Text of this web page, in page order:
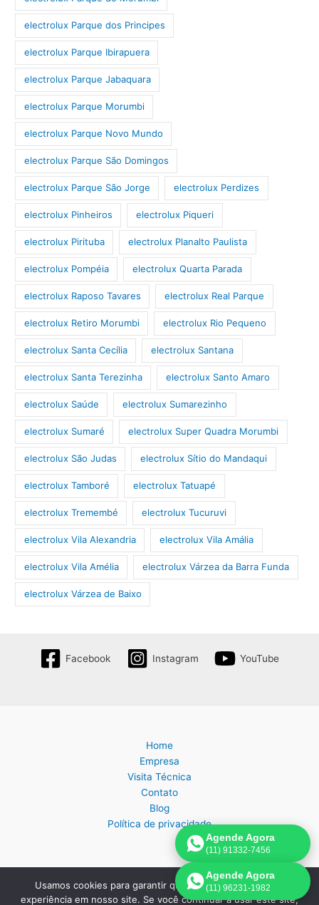
electrolux Parque dos Principes
electrolux Parque Ibirapuera
electrolux Parque Jabaquara
electrolux Parque Morumbi
electrolux Parque Novo Mundo
electrolux Parque São Domingos
electrolux Parque São Jorge electrolux Perdizes
electrolux Pinheiros electrolux Piqueri
electrolux Pirituba electrolux Planalto Paulista
electrolux Pompéia electrolux Quarta Parada
electrolux Raposo Tavares electrolux Real Parque
electrolux Retiro Morumbi electrolux Rio Pequeno
electrolux Santa Cecília electrolux Santana
electrolux Santa Terezinha electrolux Santo Amaro
electrolux Saúde electrolux Sumarezinho
electrolux Sumaré electrolux Super Quadra Morumbi
electrolux São Judas electrolux Sítio do Mandaqui
electrolux Tamboré electrolux Tatuapé
electrolux Tremembé electrolux Tucuruvi
electrolux Vila Alexandria electrolux Vila Amália
electrolux Vila Amélia electrolux Várzea da Barra Funda
electrolux Várzea de Baixo
Facebook Instagram YouTube
Home
Empresa
Visita Técnica
Contato
Blog
Política de privacidade
Copyright © 2026 Assistência Técnica Eletrodomésticos em São
Agende Agora
(11) 91332-7456
Agende Agora
(11) 96231-1982
Usamos cookies para garantir que oferecemos a melhor
experiência em nosso site. Se você continuar a usar este site,